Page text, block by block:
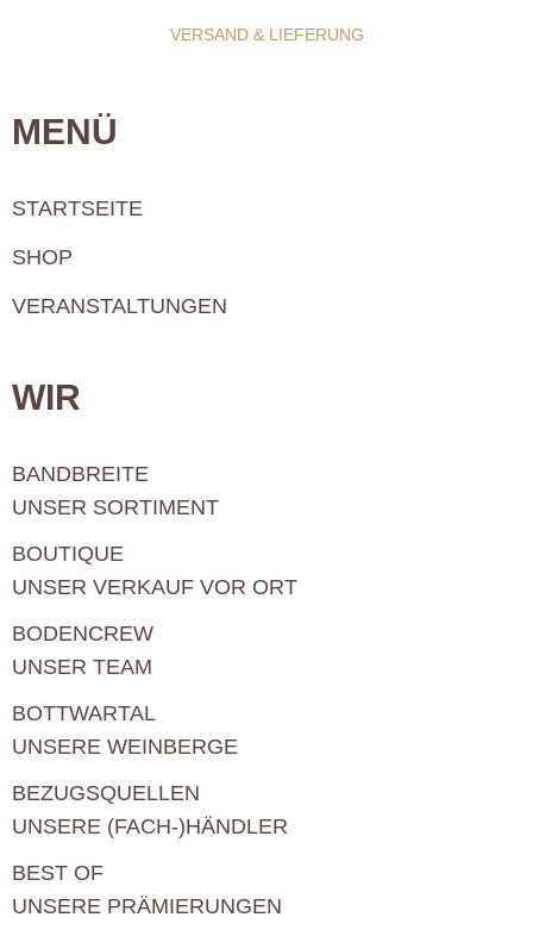
VERSAND & LIEFERUNG
MENÜ
STARTSEITE
SHOP
VERANSTALTUNGEN
WIR
BANDBREITE
UNSER SORTIMENT
BOUTIQUE
UNSER VERKAUF VOR ORT
BODENCREW
UNSER TEAM
BOTTWARTAL
UNSERE WEINBERGE
BEZUGSQUELLEN
UNSERE (FACH-)HÄNDLER
BEST OF
UNSERE PRÄMIERUNGEN